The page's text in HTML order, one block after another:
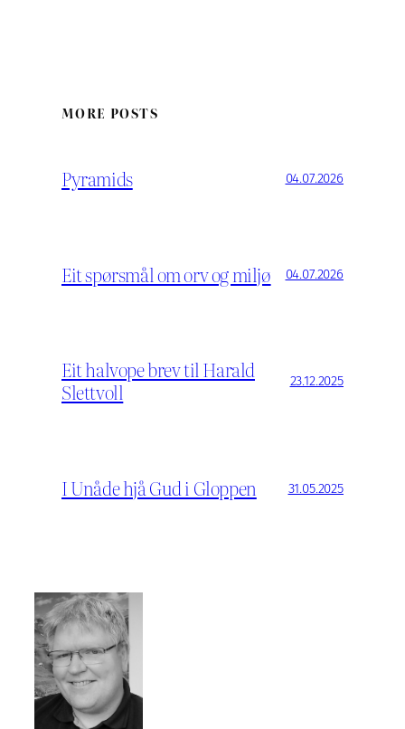
MORE POSTS
Pyramids 04.07.2026
Eit spørsmål om orv og miljø 04.07.2026
Eit halvope brev til Harald
Slettvoll
23.12.2025
I Unåde hjå Gud i Gloppen 31.05.2025